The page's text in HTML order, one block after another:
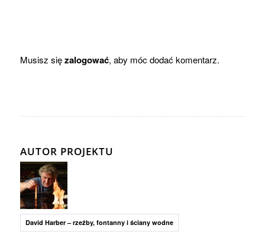
Musisz sięzalogować, aby móc dodać komentarz.
AUTOR PROJEKTU
David Harber – rzeźby, fontanny i ściany wodne